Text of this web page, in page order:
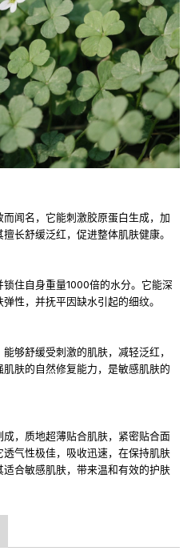
闻名，它能刺激胶原蛋白生成，加
长舒缓泛红，促进整体肌肤健康。
住自身重量1000倍的水分。它能深
性，并抚平因缺水引起的细纹。
够舒缓受刺激的肌肤，减轻泛红，
肤的自然修复能力，是敏感肌肤的
，质地超薄贴合肌肤，紧密贴合面
气性极佳，吸收迅速，在保持肌肤
合敏感肌肤，带来温和有效的护肤